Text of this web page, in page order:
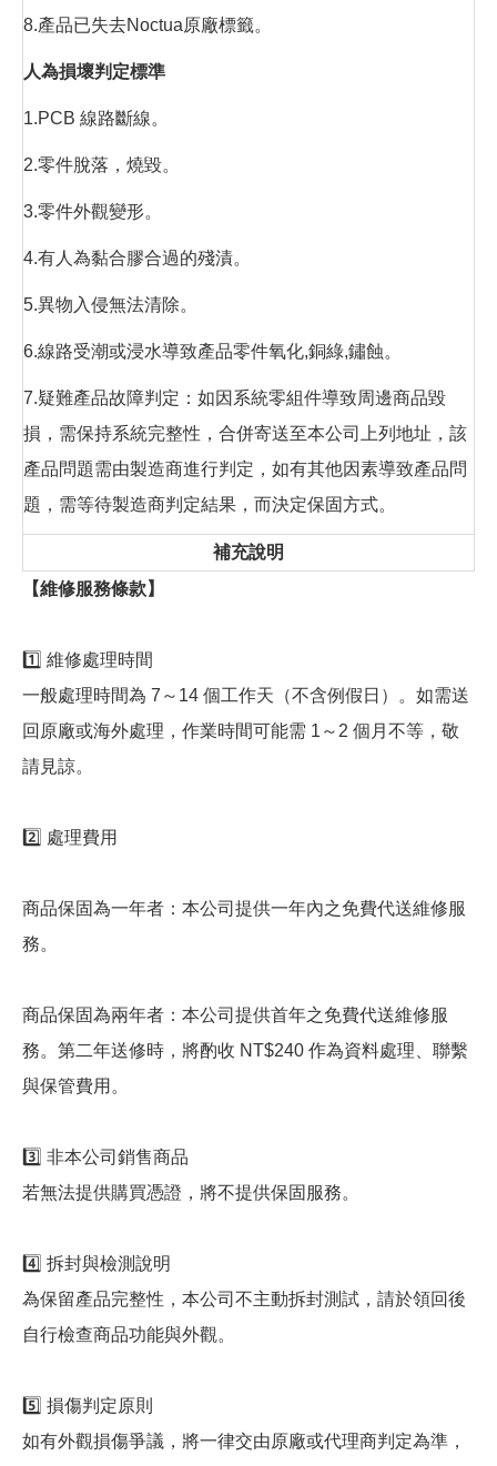
8.產品已失去Noctua原廠標籤。
人為損壞判定標準
1.PCB 線路斷線。
2.零件脫落，燒毀。
3.零件外觀變形。
4.有人為黏合膠合過的殘漬。
5.異物入侵無法清除。
6.線路受潮或浸水導致產品零件氧化,銅綠,鏽蝕。
7.疑難產品故障判定：如因系統零組件導致周邊商品毀
損，需保持系統完整性，合併寄送至本公司上列地址，該
產品問題需由製造商進行判定，如有其他因素導致產品問
題，需等待製造商判定結果，而決定保固方式。
補充說明
【維修服務條款】
1️⃣ 維修處理時間
一般處理時間為 7～14 個工作天（不含例假日）。如需送
回原廠或海外處理，作業時間可能需 1～2 個月不等，敬
請見諒。
2️⃣ 處理費用
商品保固為一年者：本公司提供一年內之免費代送維修服
務。
商品保固為兩年者：本公司提供首年之免費代送維修服
務。第二年送修時，將酌收 NT$240 作為資料處理、聯繫
與保管費用。
3️⃣ 非本公司銷售商品
若無法提供購買憑證，將不提供保固服務。
4️⃣ 拆封與檢測說明
為保留產品完整性，本公司不主動拆封測試，請於領回後
自行檢查商品功能與外觀。
5️⃣ 損傷判定原則
如有外觀損傷爭議，將一律交由原廠或代理商判定為準，